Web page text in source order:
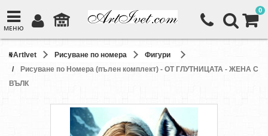
МЕНЮ
0
ArtIvet Рисуване по номера
Фигури
Рисуване по Номера (пълен комплект) - ОТ ГЛУТНИЦАТА - ЖЕНА С
ВЪЛК